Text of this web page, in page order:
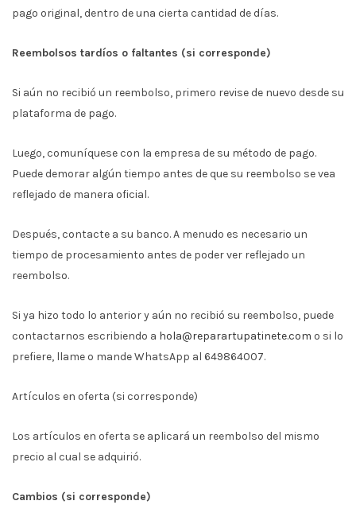
pago original, dentro de una cierta cantidad de días.
Reembolsos tardíos o faltantes (si corresponde)
Si aún no recibió un reembolso, primero revise de nuevo desde su
plataforma de pago.
Luego, comuníquese con la empresa de su método de pago.
Puede demorar algún tiempo antes de que su reembolso se vea
reflejado de manera oficial.
Después, contacte a su banco. A menudo es necesario un
tiempo de procesamiento antes de poder ver reflejado un
reembolso.
Si ya hizo todo lo anterior y aún no recibió su reembolso, puede
contactarnos escribiendo a hola@reparartupatinete.com o si lo
prefiere, llame o mande WhatsApp al 649864007.
Artículos en oferta (si corresponde)
Los artículos en oferta se aplicará un reembolso del mismo
precio al cual se adquirió.
Cambios (si corresponde)